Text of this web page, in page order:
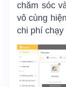
chăm sóc
vô cùng
chi phí chạy